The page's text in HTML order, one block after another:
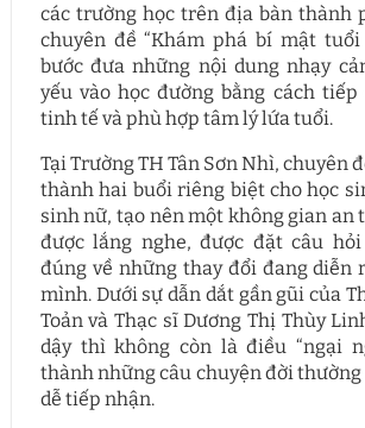
các trường học trên địa bàn thành
chuyên đề “Khám phá bí mật tuổi
bước đưa những nội dung nhạy
yếu vào học đường bằng cách tiếp
tinh tế và phù hợp tâm lý lứa tuổi.
Tại Trường TH Tân Sơn Nhì, chuyên
thành hai buổi riêng biệt cho học
sinh nữ, tạo nên một không gian an
được lắng nghe, được đặt câu
đúng về những thay đổi đang diễn
mình. Dưới sự dẫn dắt gần gũi của
Toản và Thạc sĩ Dương Thị Thùy
dậy thì không còn là điều “ngại
thành những câu chuyện đời thường
dễ tiếp nhận.